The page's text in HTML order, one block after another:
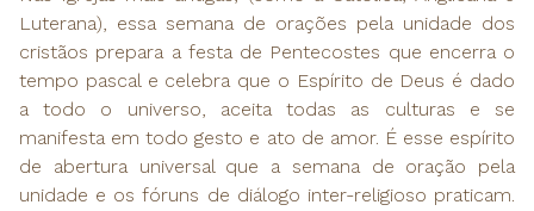
Luterana), essa semana de orações pela unidade dos
cristãos prepara a festa de Pentecostes que encerra o
tempo pascal e celebra que o Espírito de Deus é dado
a todo o universo, aceita todas as culturas e se
manifesta em todo gesto e ato de amor. É esse espírito
de abertura universal que a semana de oração pela
unidade e os fóruns de diálogo inter-religioso praticam.